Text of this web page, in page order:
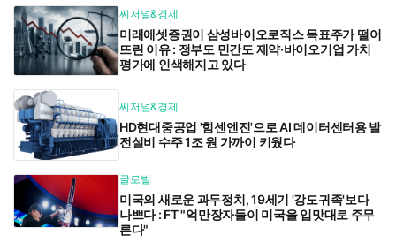
씨저널&경제
미래에셋증권이 삼성바이오로직스 목표주가 떨어
뜨린 이유 : 정부도 민간도 제약·바이오기업 가치
평가에 인색해지고 있다
씨저널&경제
HD현대중공업 '힘센엔진'으로 AI 데이터센터용 발
전설비 수주 1조 원 가까이 키웠다
글로벌
미국의 새로운 과두정치, 19세기 '강도귀족'보다
나쁘다 : FT "억만장자들이 미국을 입맛대로 주무
른다"